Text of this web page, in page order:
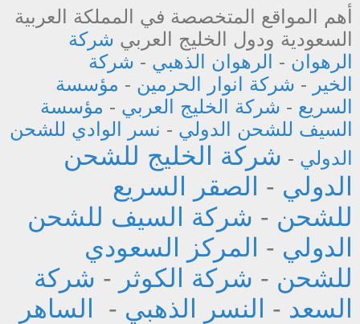
أهم المواقع المتخصصة في المملكة العربية
السعودية ودول الخليج العربي شركة
الرهوان - الرهوان الذهبي - شركة
الخير - شركة انوار الحرمين - مؤسسة
السريع - شركة الخليج العربي - مؤسسة
السيف للشحن الدولي - نسر الوادي للشحن
الدولي - شركة الخليج للشحن
الدولي -
الصقر السريع
للشحن - شركة السيف للشحن
الدولي -
المركز السعودي
للشحن - شركة الكوثر - شركة
السعد - النسر الذهبي -
الساهر